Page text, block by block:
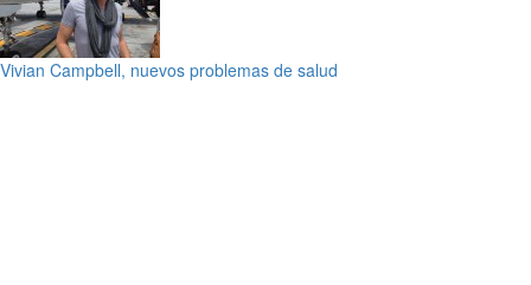
Vivian Campbell, nuevos problemas de salud